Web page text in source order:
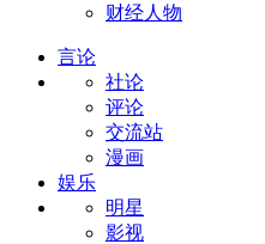
财经人物
言论
社论
评论
交流站
漫画
娱乐
明星
影视